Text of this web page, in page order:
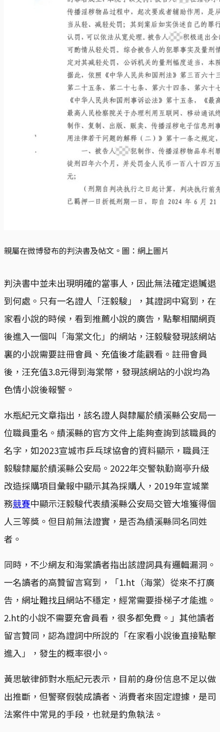
親屬在微博發布的判決書及帖文。圖：網上圖片
判決書中並未出現明確的當事人，因此無法確定退贓退
到何處。只有一名證人「汪毅駿」，其證詞中寫到，在
家看小說的時候，看到推薦小說的廣告，點擊相關網頁
後進入一個叫「海棠文化」的網站，汪毅駿發現該網站
裏的小說需要註冊會員、充值後才能觀看。註冊會員
後，汪充值3.8元得到海棠幣，發現該網站的小說均為
色情小說後報警。
水瓶紀元文章指出，該名證人與隸屬於績溪縣公安局一
位職員重名。績溪縣的官方文件上能夠查詢到該職員的
名字，如2023宣城市乒乓球協會的資料顯示，職員汪
毅駿隸屬於績溪縣公安局。2022年交警執勤崗亭升級
改造採購項目彙報中顯示其為採購人，2019年宣城業
務競賽中顯示汪毅駿代表績溪縣公安局交管大堆獲得個
人三等獎。但目前無法證實，是否為績溪縣同名同姓
者。
同時，不少網友和海棠讀者指出該證詞具有邏輯漏洞。
一名讀者的高贊留言寫到，「1.ht（海棠）從來不打廣
告，網址難找且網站不穩定，經常需要掛梯子才能進。
2.ht的小說不需要充會員看，很多都免費。」其他讀者
留言贊同，認為證詞中所說的「在家看小說後直接點擊
進入」，發生的概率很小。
黃思敏律師對水瓶紀元表示，目前的身份信息不足以做
出推斷，但警察假裝成讀者、消費者來固定證據，是司
法案件中常見的手段，也就是釣魚執法。